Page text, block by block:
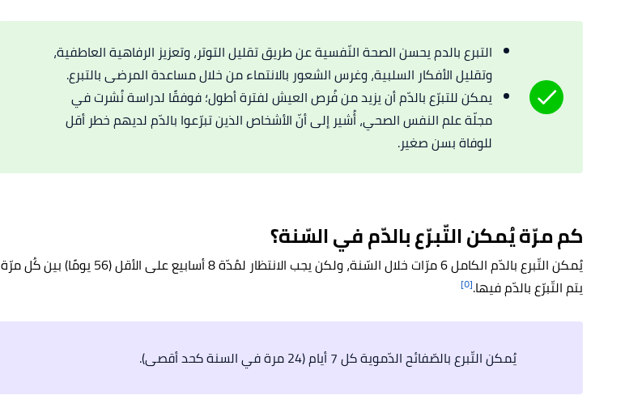
التبرع بالدم يحسن الصحة النّفسية عن طريق تقليل التوتر، وتعزيز الرفاهية العاطفية،
وتقليل الأفكار السلبية، وغرس الشعور بالانتماء من خلال مساعدة المرضى بالتبرع.
يمكن للتبرّع بالدّم أن يزيد من فُرص العيش لفترة أطول؛ فوفقًا لدراسة نُشرت في
مجلّة علم النفس الصحي، أُشير إلى أنّ الأشخاص الذين تبرّعوا بالدّم لديهم خطر أقل
للوفاة بسن صغير.
كم مرّة يُمكن التّبرّع بالدّم في السّنة؟
يُمكن التّبرع بالدّم الكامل 6 مرّات خلال السّنة، ولكن يجب الانتظار لمُدّة 8 أسابيع على الأقل (56 يومًا) بين كُل مرّة
يتم التّبرّع بالدّم فيها.[٥]
يُمكن التّبرع بالصّفائح الدّموية كل 7 أيام (24 مرة في السنة كحد أقصى).